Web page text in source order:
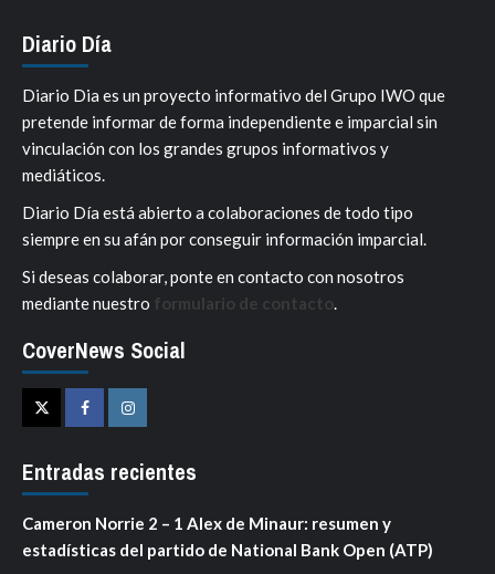
Diario Día
Diario Dia es un proyecto informativo del Grupo IWO que
pretende informar de forma independiente e imparcial sin
vinculación con los grandes grupos informativos y
mediáticos.
Diario Día está abierto a colaboraciones de todo tipo
siempre en su afán por conseguir información imparcial.
Si deseas colaborar, ponte en contacto con nosotros
mediante nuestro formulario de contacto.
CoverNews Social
TwitterFacebookInstagram
Entradas recientes
Cameron Norrie 2 – 1 Alex de Minaur: resumen y
estadísticas del partido de National Bank Open (ATP)